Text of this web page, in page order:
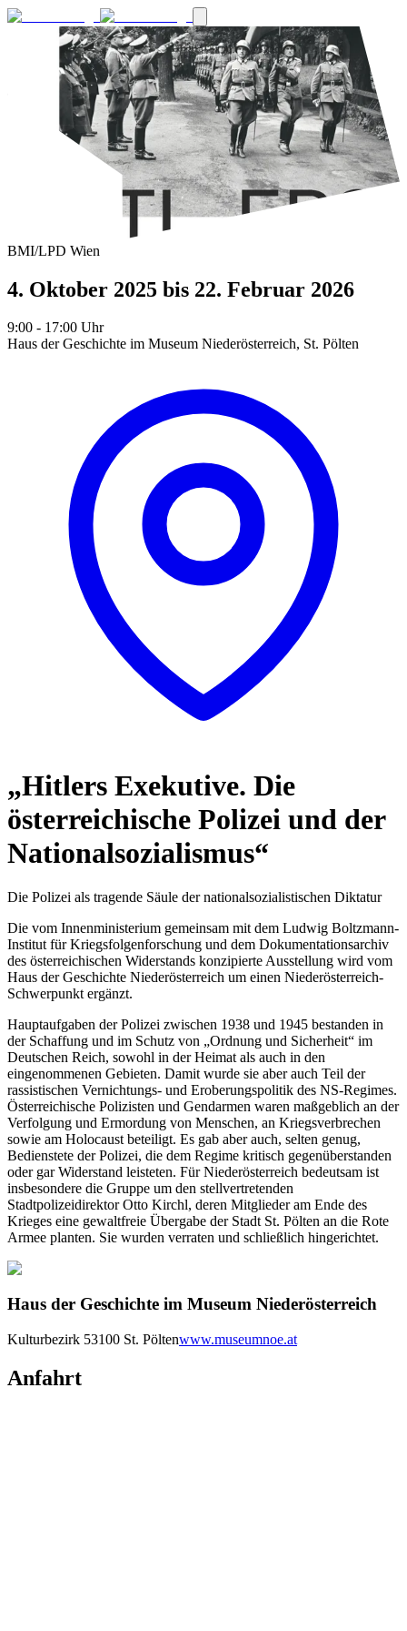
BMI/LPD Wien
4. Oktober 2025 bis 22. Februar 2026
9:00 - 17:00 Uhr
Haus der Geschichte im Museum Niederösterreich, St. Pölten
„Hitlers Exekutive. Die
österreichische Polizei und der
Nationalsozialismus“
Die Polizei als tragende Säule der nationalsozialistischen Diktatur
Die vom Innenministerium gemeinsam mit dem Ludwig Boltzmann-
Institut für Kriegsfolgenforschung und dem Dokumentationsarchiv
des österreichischen Widerstands konzipierte Ausstellung wird vom
Haus der Geschichte Niederösterreich um einen Niederösterreich-
Schwerpunkt ergänzt.
Hauptaufgaben der Polizei zwischen 1938 und 1945 bestanden in
der Schaffung und im Schutz von „Ordnung und Sicherheit“ im
Deutschen Reich, sowohl in der Heimat als auch in den
eingenommenen Gebieten. Damit wurde sie aber auch Teil der
rassistischen Vernichtungs- und Eroberungspolitik des NS-Regimes.
Österreichische Polizisten und Gendarmen waren maßgeblich an der
Verfolgung und Ermordung von Menschen, an Kriegsverbrechen
sowie am Holocaust beteiligt. Es gab aber auch, selten genug,
Bedienstete der Polizei, die dem Regime kritisch gegenüberstanden
oder gar Widerstand leisteten. Für Niederösterreich bedeutsam ist
insbesondere die Gruppe um den stellvertretenden
Stadtpolizeidirektor Otto Kirchl, deren Mitglieder am Ende des
Krieges eine gewaltfreie Übergabe der Stadt St. Pölten an die Rote
Armee planten. Sie wurden verraten und schließlich hingerichtet.
Haus der Geschichte im Museum Niederösterreich
Kulturbezirk 53100 St. Pöltenwww.museumnoe.at
Anfahrt